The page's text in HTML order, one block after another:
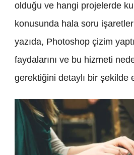
olduğu ve hangi projelerde
konusunda hala soru
yazıda, Photoshop çizim
faydalarını ve bu hizmeti
gerektiğini detaylı bir şekilde